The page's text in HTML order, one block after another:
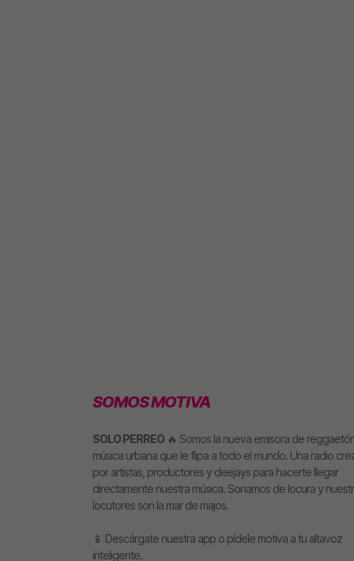
SOMOS MOTIVA
SOLO PERREO 🔥 Somos la nueva emisora de
música urbana que le flipa a todo el mundo. Una radio
por artistas, productores y deejays para hacerte llegar
directamente nuestra música. Sonamos de locura y
locutores son la mar de majos.
📱 Descárgate nuestra app o pídele motiva a tu altavoz
inteligente.